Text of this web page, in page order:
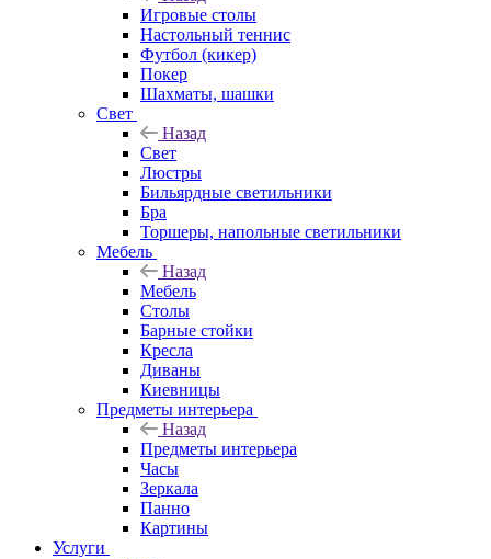
Игровые столы
Настольный теннис
Футбол (кикер)
Покер
Шахматы, шашки
Свет
Назад
Свет
Люстры
Бильярдные светильники
Бра
Торшеры, напольные светильники
Мебель
Назад
Мебель
Столы
Барные стойки
Кресла
Диваны
Киевницы
Предметы интерьера
Назад
Предметы интерьера
Часы
Зеркала
Панно
Картины
Услуги